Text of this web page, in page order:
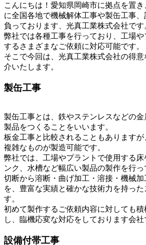
こんにちは！愛知県岡崎市に拠点を置
に全国各地で機械解体工事や製缶工事
負っております、光真工業株式会社です
弊社では各種工事を行っており、工場
するさまざまなご依頼に対応可能です。
そこで今回は、光真工業株式会社の得
介いたします。
製缶工事
製缶工事とは、鉄やステンレスなどの
製品をつくることをいいます。
板金工事と比較されることもありますが
複雑なものが製造可能です。
弊社では、工場やプラントで使用する
ンク、水槽など幅広い製品の製作を行っ
切断から溶断・曲げ加工・溶接・機械
を、豊富な実績と確かな技術力を持った
す。
初めて製作するご依頼内容に対しても
し、臨機応変な対応をしております会社
設備付帯工事